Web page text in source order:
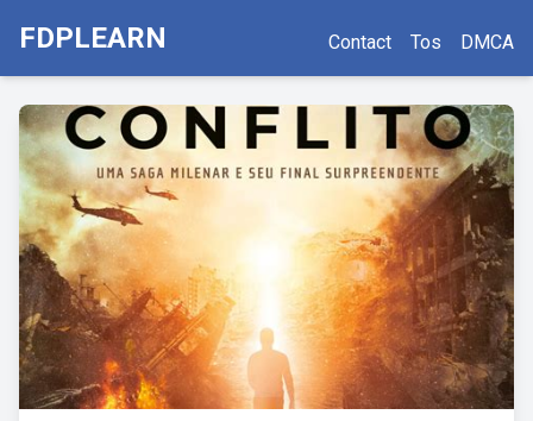
FDPLEARN Contact Tos DMCA